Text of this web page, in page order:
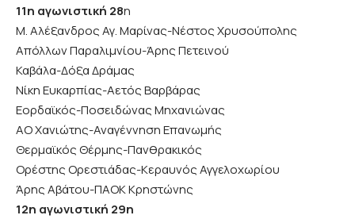
11η αγωνιστική 28η
Μ. Αλέξανδρος Αγ. Μαρίνας-Νέστος Χρυσούπολης
Απόλλων Παραλιμνίου-Άρης Πετεινού
Καβάλα-Δόξα Δράμας
Νίκη Ευκαρπίας-Αετός Βαρβάρας
Εορδαϊκός-Ποσειδώνας Μηχανιώνας
ΑΟ Χανιώτης-Αναγέννηση Επανωμής
Θερμαϊκός Θέρμης-Πανθρακικός
Ορέστης Ορεστιάδας-Κεραυνός Αγγελοχωρίου
Άρης Αβάτου-ΠΑΟΚ Κρηστώνης
12η αγωνιστική 29η